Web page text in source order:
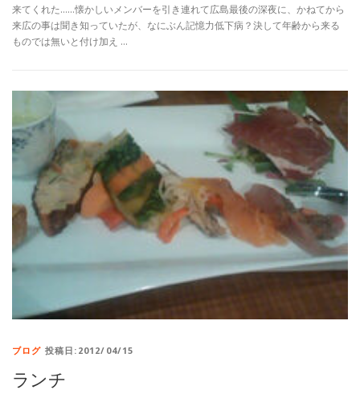
来てくれた……懐かしいメンバーを引き連れて広島最後の深夜に、かねてから
来広の事は聞き知っていたが、なにぶん記憶力低下病？決して年齢から来る
ものでは無いと付け加え …
ブログ 投稿日:2012/04/15
ランチ